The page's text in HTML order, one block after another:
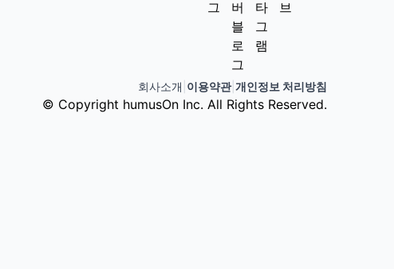
회사소개 이용약관| 개인정보 처리방침
© Copyright humusOn Inc. All Rights Reserved.